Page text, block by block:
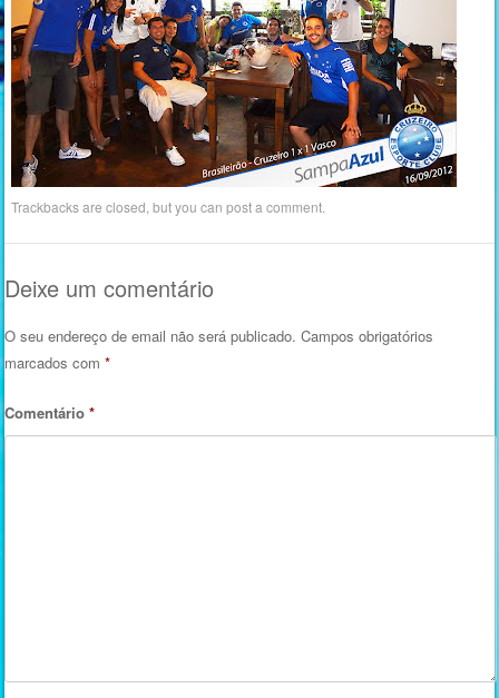
Trackbacks are closed, but you canpost a comment
Deixe um comentário
O seu endereço de email não será publicado. Campos obrigatórios
marcados com*
Comentário*